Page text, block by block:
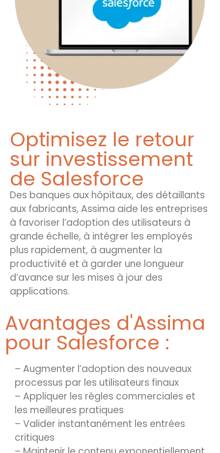
Optimisez le retour
sur investissement
de Salesforce
Des banques aux hôpitaux, des détaillants
aux fabricants, Assima aide les entreprises
à favoriser l’adoption des utilisateurs à
grande échelle, à intégrer les employés
plus rapidement, à augmenter la
productivité et à garder une longueur
d’avance sur les mises à jour des
applications.
Avantages d'Assima
pour Salesforce :
– Augmenter l’adoption des nouveaux
processus par les utilisateurs finaux
– Appliquer les règles commerciales et
les meilleures pratiques
– Valider instantanément les entrées
critiques